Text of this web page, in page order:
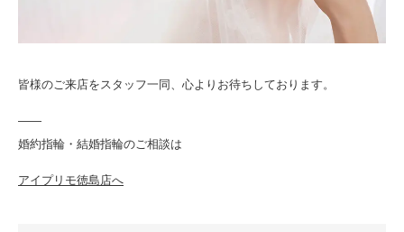
皆様のご来店をスタッフ一同、心よりお待ちしております。
——
婚約指輪・結婚指輪のご相談は
アイプリモ徳島店へ